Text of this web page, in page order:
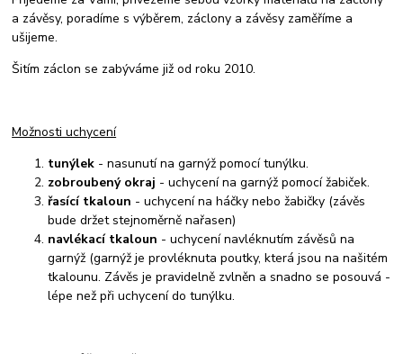
a závěsy, poradíme s výběrem, záclony a závěsy zaměříme a
ušijeme.
Šitím záclon se zabýváme již od roku 2010.
Možnosti uchycení
tunýlek - nasunutí na garnýž pomocí tunýlku.
zobroubený okraj - uchycení na garnýž pomocí žabiček.
řasící tkaloun - uchycení na háčky nebo žabičky (závěs
bude držet stejnoměrně nařasen)
navlékací tkaloun - uchycení navléknutím závěsů na
garnýž (garnýž je provléknuta poutky, která jsou na našitém
tkalounu. Závěs je pravidelně zvlněn a snadno se posouvá -
lépe než při uchycení do tunýlku.